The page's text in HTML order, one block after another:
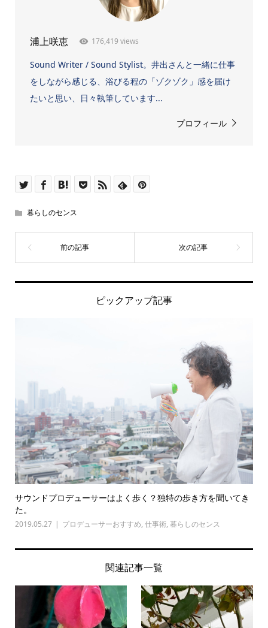
浦上咲恵 176,419 views
Sound Writer / Sound Stylist。井出さんと一緒に仕事
をしながら感じる、浴びる程の「ゾクゾク」感を届け
たいと思い、日々執筆しています...
プロフィール
暮らしのセンス
ピックアップ記事
サウンドプロデューサーはよく歩く？独特の歩き方を聞いてき
た。
2019.05.27 プロデューサーおすすめ, 仕事術, 暮らしのセンス
関連記事一覧